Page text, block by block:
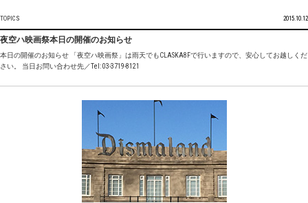
TOPICS 2015.10.12
夜空ハ映画祭本日の開催のお知らせ
本日の開催のお知らせ 「夜空ハ映画祭」は雨天でもCLASKA8Fで行いますので、安心してお越しくだ
さい。 当日お問い合わせ先／Tel: 03-3719-8121